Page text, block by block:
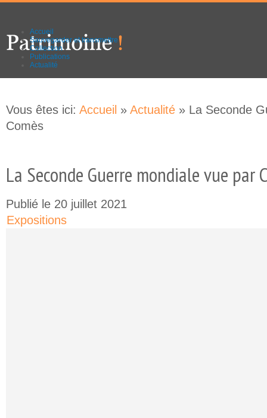
Accueil
Sauvegarder et transmettre
Collection
Publications
Actualité
Vous êtes ici: Accueil » Actualité » La Seconde
Comès
La Seconde Guerre mondiale vue par
Publié le 20 juillet 2021
Expositions